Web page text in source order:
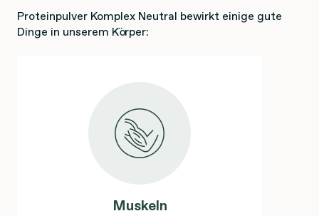
Proteinpulver Komplex Neutral bewirkt einige gute
Dinge in unserem Körper:
Muskeln